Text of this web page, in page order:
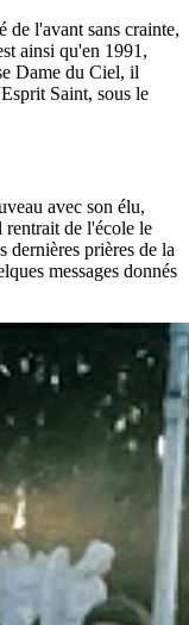
de l'avant sans crainte,
ainsi qu'en 1991,
Dame du Ciel, il
Saint, sous le
avec son élu,
rentrait de l'école le
dernières prières de la
messages donnés